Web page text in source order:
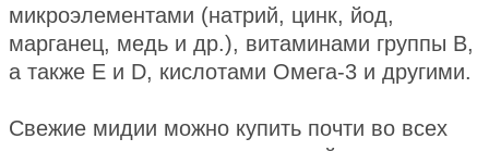
микроэлементами (натрий, цинк, йод,
марганец, медь и др.), витаминами группы В,
а также Е и D, кислотами Омега-3 и другими.
Свежие мидии можно купить почти во всех